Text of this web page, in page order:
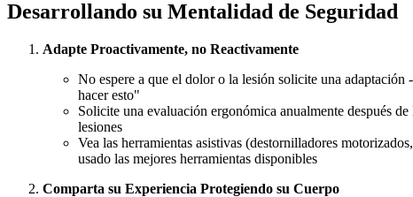
Desarrollando su Mentalidad de Seguridad
Adapte Proactivamente, no Reactivamente
No espere a que el dolor o la lesión solicite una
hacer esto"
Solicite una evaluación ergonómica anualmente después
lesiones
Vea las herramientas asistivas (destornilladores
usado las mejores herramientas disponibles
Comparta su Experiencia Protegiendo su Cuerpo